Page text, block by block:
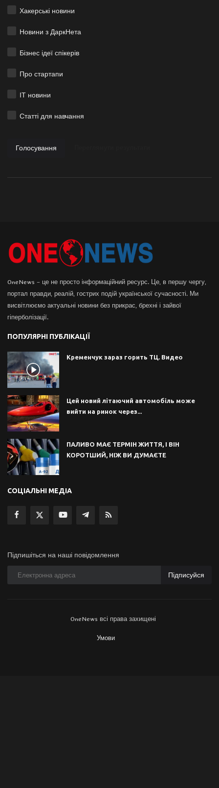
Хакерські новини
Новини з ДаркНета
Бізнес ідеї спікерів
Про стартапи
ІТ новини
Статті для навчання
Голосування
OneNews – це не просто інформаційний ресурс. Це, в першу чергу,
портал правди, реалій, гострих подій української сучасності. Ми
висвітлюємо актуальні новини без прикрас, брехні і зайвої
гіперболізації.
ПОПУЛЯРНІ ПУБЛІКАЦІЇ
Кременчук зараз горить ТЦ. Видео
Цей новий літаючий автомобіль може
вийти на ринок через...
ПАЛИВО МАЄ ТЕРМІН ЖИТТЯ, І ВІН
КОРОТШИЙ, НІЖ ВИ ДУМАЄТЕ
СОЦІАЛЬНІ МЕДІА
Підпишіться на наші повідомлення
Підписуйся
OneNews всі права захищені
Умови